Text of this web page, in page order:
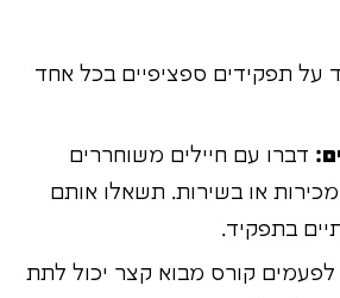
על תפקידים ספציפיים בכל אחד
דברו עם חיילים משוחררים
או בשירות. תשאלו אותם
בתפקיד.
לפעמים קורס מבוא קצר יכול לתת